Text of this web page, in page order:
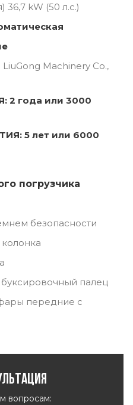
36,7 kW (50 л.с.)
Machinery Co.,
2 года или 3000
5 лет или 6000
погрузчика
безопасности
палец
передние с
вопросам: